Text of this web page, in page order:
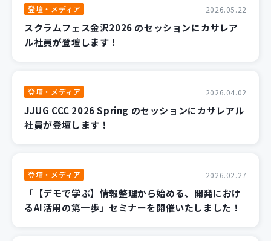
登壇・メディア 2026.05.22
スクラムフェス金沢2026 のセッションにカサレア
ル社員が登壇します！
登壇・メディア 2026.04.02
JJUG CCC 2026 Spring のセッションにカサレアル
社員が登壇します！
登壇・メディア 2026.02.27
「【デモで学ぶ】情報整理から始める、開発におけ
るAI活用の第一歩」セミナーを開催いたしました！